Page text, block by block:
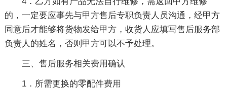
的，一定要应事先与甲方售后专职负责人员沟通，经甲方
同意后才能够将货物发给甲方，收货人应填写售后服务部
负责人的姓名，否则甲方可以不予处理。
三、售后服务相关费用确认
1．所需更换的零配件费用